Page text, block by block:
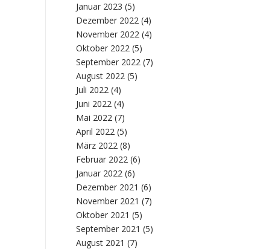
Januar 2023 (5)
Dezember 2022 (4)
November 2022 (4)
Oktober 2022 (5)
September 2022 (7)
August 2022 (5)
Juli 2022 (4)
Juni 2022 (4)
Mai 2022 (7)
April 2022 (5)
März 2022 (8)
Februar 2022 (6)
Januar 2022 (6)
Dezember 2021 (6)
November 2021 (7)
Oktober 2021 (5)
September 2021 (5)
August 2021 (7)